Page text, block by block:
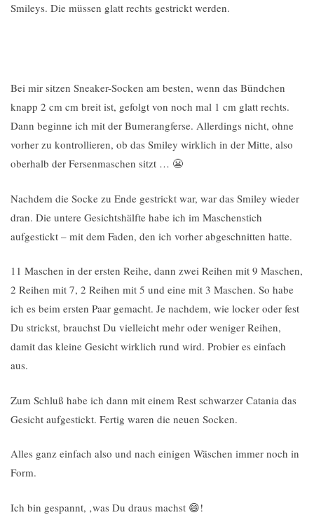
Smileys. Die müssen glatt rechts gestrickt werden.
Bei mir sitzen Sneaker-Socken am besten, wenn das Bündchen
knapp 2 cm cm breit ist, gefolgt von noch mal 1 cm glatt rechts.
Dann beginne ich mit der Bumerangferse. Allerdings nicht, ohne
vorher zu kontrollieren, ob das Smiley wirklich in der Mitte, also
oberhalb der Fersenmaschen sitzt … 😬
Nachdem die Socke zu Ende gestrickt war, war das Smiley wieder
dran. Die untere Gesichtshälfte habe ich im Maschenstich
aufgestickt – mit dem Faden, den ich vorher abgeschnitten hatte.
11 Maschen in der ersten Reihe, dann zwei Reihen mit 9 Maschen,
2 Reihen mit 7, 2 Reihen mit 5 und eine mit 3 Maschen. So habe
ich es beim ersten Paar gemacht. Je nachdem, wie locker oder fest
Du strickst, brauchst Du vielleicht mehr oder weniger Reihen,
damit das kleine Gesicht wirklich rund wird. Probier es einfach
aus.
Zum Schluß habe ich dann mit einem Rest schwarzer Catania das
Gesicht aufgestickt. Fertig waren die neuen Socken.
Alles ganz einfach also und nach einigen Wäschen immer noch in
Form.
Ich bin gespannt, ‚was Du draus machst 😄!